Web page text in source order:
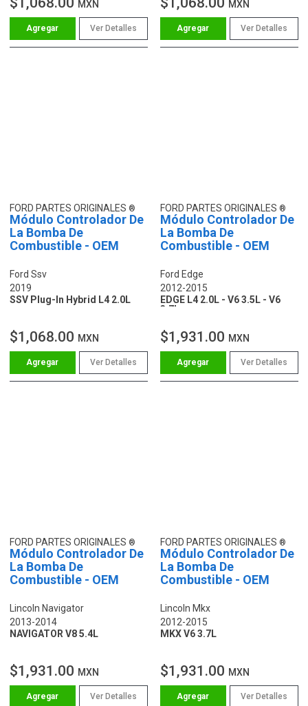
MXN
Ver Detalles
MXN
Ver Detalles
FORD PARTES ORIGINALES
Módulo Controlador De
La Bomba De
Combustible - OEM
Ford Ssv
2019
SSV Plug-In Hybrid L4 2.0L
$1,068.00 MXN
Ver Detalles
FORD PARTES ORIGINALES
Módulo Controlador De
La Bomba De
Combustible - OEM
Ford Edge
2012-2015
EDGE L4 2.0L - V6 3.5L - V6
3.7L
$1,931.00 MXN
Ver Detalles
FORD PARTES ORIGINALES
Módulo Controlador De
La Bomba De
Combustible - OEM
Lincoln Navigator
2013-2014
NAVIGATOR V8 5.4L
$1,931.00 MXN
Ver Detalles
FORD PARTES ORIGINALES
Módulo Controlador De
La Bomba De
Combustible - OEM
Lincoln Mkx
2012-2015
MKX V6 3.7L
$1,931.00 MXN
Ver Detalles